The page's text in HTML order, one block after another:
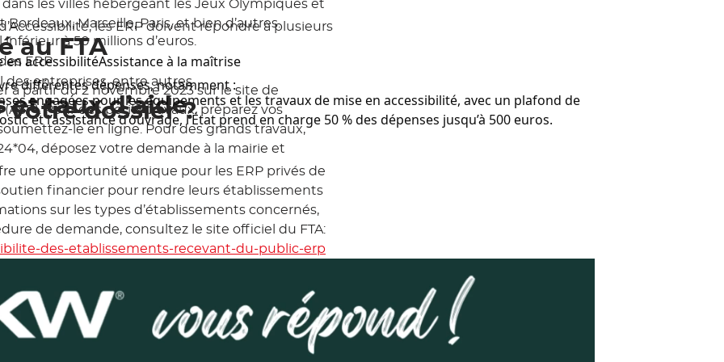
les villes hébergeant les Jeux Olympiques et
Marseille, Paris, et bien d’autres.
au FTA
les ERP doivent répondre à plusieurs
à 50 millions d’euros.
ERP.
entreprises, entre autres.
et taux d’aide
différentes dépenses, notamment :
accessibilitéAssistance à la maîtrise
engagées pour les équipements et les travaux de mise en accessibilité, avec un plafond de
et l’assistance d’ouvrage, l’État prend en charge 50 % des dépenses jusqu’à 500 euros.
votre dossier ?
à partir du 2 novembre 2023 sur le site de
Pour des petits travaux, préparez vos
le en ligne. Pour des grands travaux,
déposez votre demande à la mairie et
une opportunité unique pour les ERP privés de
financier pour rendre leurs établissements
sur les types d’établissements concernés,
de demande, consultez le site officiel du FTA:
des-etablissements-recevant-du-public-erp